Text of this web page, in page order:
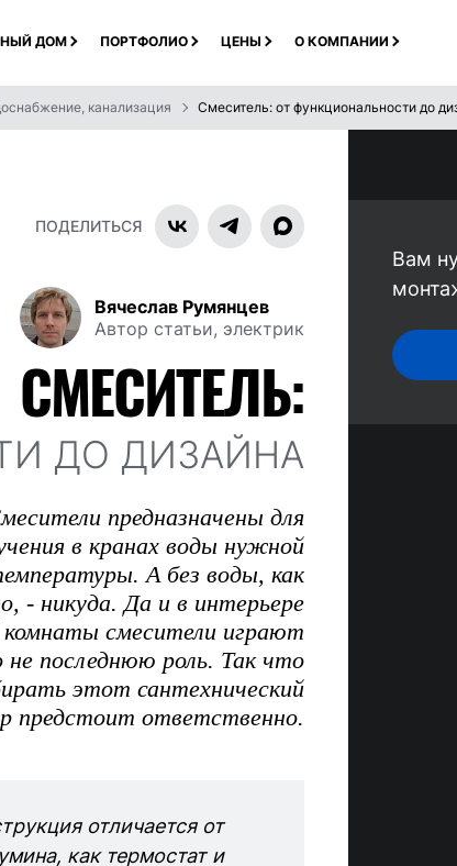
ДОМ ПОРТФОЛИО ЦЕНЫ О КОМПАНИИ
канализация Смеситель: от функциональности до
ПОДЕЛИТЬСЯ
Вячеслав Румянцев
Автор статьи, электрик
СМЕСИТЕЛЬ:
ДО ДИЗАЙНА
предназначены для
в кранах воды нужной
А без воды, как
- никуда. Да и в интерьере
комнаты смесители играют
не последнюю роль. Так что
этот сантехнический
предстоит ответственно.
отличается от
как термостат и
Вам